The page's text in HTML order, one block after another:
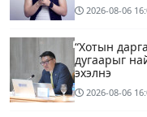
2026-08-06
“Хотын
дугаарыг
эхэлнэ
2026-08-06